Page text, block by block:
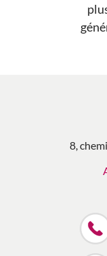
8,